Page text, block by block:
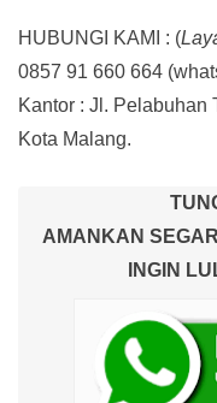
HUBUNGI KAMI : (
0857 91 660 664
Kantor : Jl. Pelabuhan
Kota Malang.
AMANKAN
INGIN